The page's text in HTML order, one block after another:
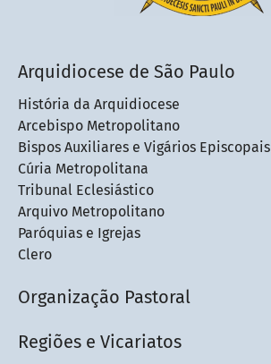
Arquidiocese de São Paulo
História da Arquidiocese
Arcebispo Metropolitano
Bispos Auxiliares e Vigários Episcopais
Cúria Metropolitana
Tribunal Eclesiástico
Arquivo Metropolitano
Paróquias e Igrejas
Clero
Organização Pastoral
Regiões e Vicariatos